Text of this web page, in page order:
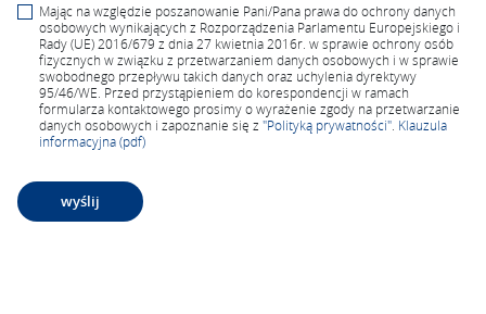
Mając na względzie poszanowanie Pani/Pana prawa do ochrony danych
osobowych wynikających z Rozporządzenia Parlamentu Europejskiego i
Rady (UE) 2016/679 z dnia 27 kwietnia 2016r. w sprawie ochrony osób
fizycznych w związku z przetwarzaniem danych osobowych i w sprawie
swobodnego przepływu takich danych oraz uchylenia dyrektywy
95/46/WE. Przed przystąpieniem do korespondencji w ramach
formularza kontaktowego prosimy o wyrażenie zgody na przetwarzanie
danych osobowych i zapoznanie się z "Polityką prywatności" Klauzula
informacyjna (pdf)